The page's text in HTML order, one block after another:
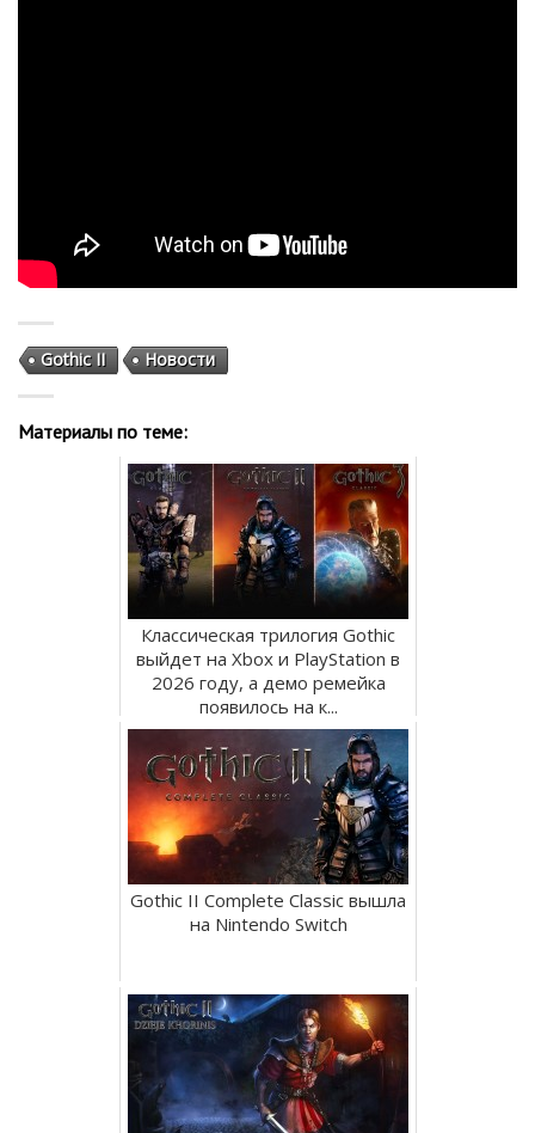
Gothic II Новости
Материалы по теме:
Классическая трилогия Gothic
выйдет на Xbox и PlayStation в
2026 году, а демо ремейка
появилось на к...
Gothic II Complete Classic вышла
на Nintendo Switch